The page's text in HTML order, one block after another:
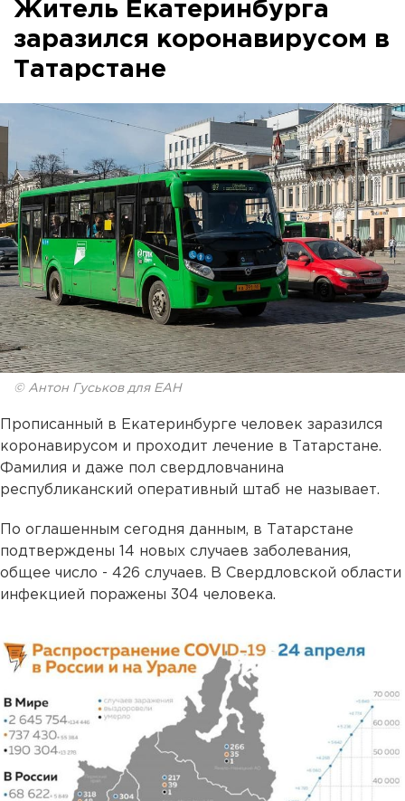
Житель Екатеринбурга
заразился коронавирусом в
Татарстане
© Антон Гуськов для ЕАН
Прописанный в Екатеринбурге человек заразился
коронавирусом и проходит лечение в Татарстане.
Фамилия и даже пол свердловчанина
республиканский оперативный штаб не называет.
По оглашенным сегодня данным, в Татарстане
подтверждены 14 новых случаев заболевания,
общее число - 426 случаев. В Свердловской области
инфекцией поражены 304 человека.